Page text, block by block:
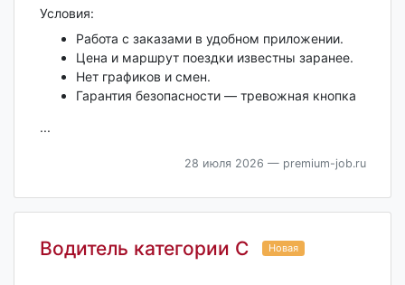
Условия:
Работа с заказами в удобном приложении.
Цена и маршрут поездки известны заранее.
Нет графиков и смен.
Гарантия безопасности — тревожная кнопка
...
28 июля 2026 — premium-job.ru
Водитель категории С Новая